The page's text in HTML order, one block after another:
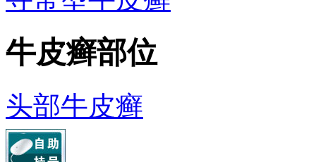
牛皮癣部位
头部牛皮癣